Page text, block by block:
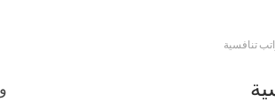
تنافسية